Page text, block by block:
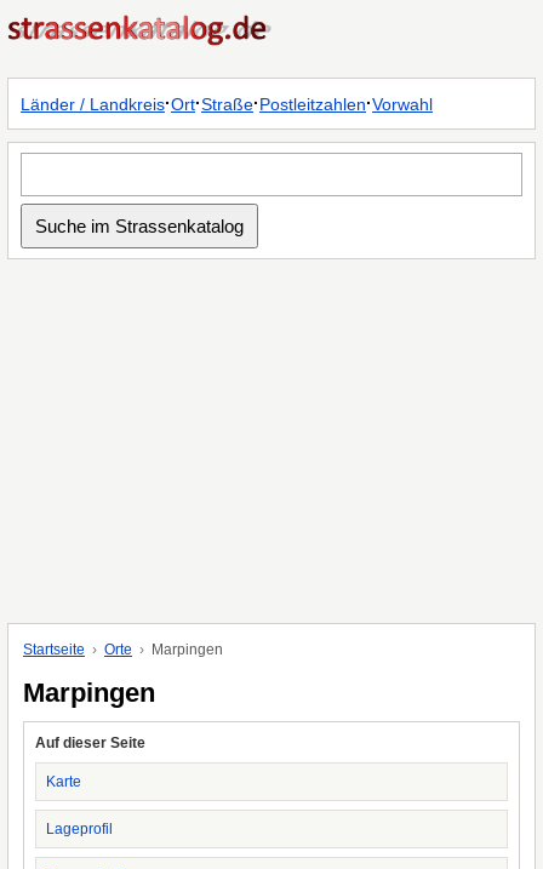
Länder / Landkreis·Ort·Straße·Postleitzahlen·Vorwahl
Startseite Orte Marpingen
Marpingen
Auf dieser Seite
Karte
Lageprofil